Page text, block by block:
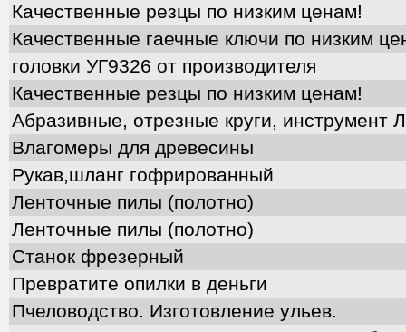
Качественные резцы по низким ценам!
Качественные гаечные ключи по низким
головки УГ9326 от производителя
Качественные резцы по низким ценам!
Абразивные, отрезные круги, инструмент
Влагомеры для древесины
Рукав,шланг гофрированный
Ленточные пилы (полотно)
Ленточные пилы (полотно)
Станок фрезерный
Превратите опилки в деньги
Пчеловодство. Изготовление ульев.